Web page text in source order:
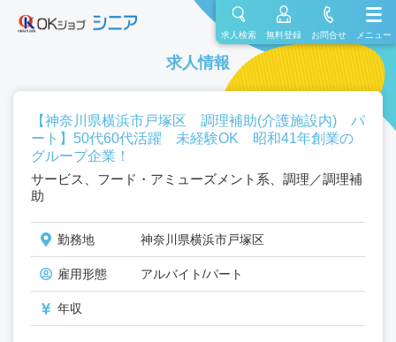
求人検索 無料登録 お問合せ メニュー
求人情報
【神奈川県横浜市戸塚区 調理補助(介護施設内) パ
ート】50代60代活躍 未経験OK 昭和41年創業の
グループ企業！
サービス、フード・アミューズメント系、調理／調理補
助
勤務地 神奈川県横浜市戸塚区
雇用形態 アルバイト/パート
年収